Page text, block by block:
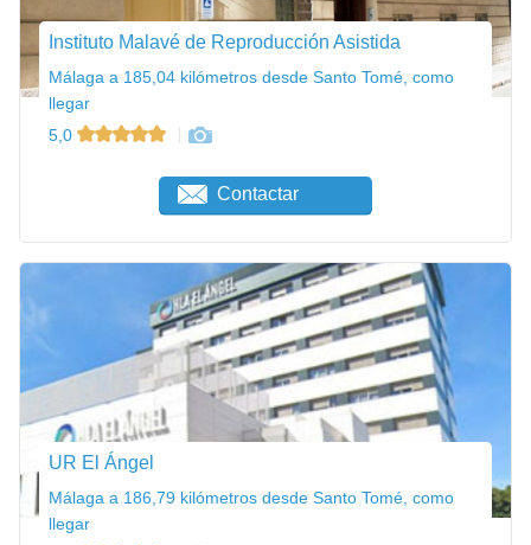
Instituto Malavé de Reproducción Asistida
Málaga a 185,04 kilómetros desde Santo Tomé, como
llegar
5,0
Contactar
UR El Ángel
Málaga a 186,79 kilómetros desde Santo Tomé, como
llegar